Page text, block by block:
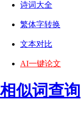
诗词大全
繁体字转换
文本对比
AI一键论文
相似词查询